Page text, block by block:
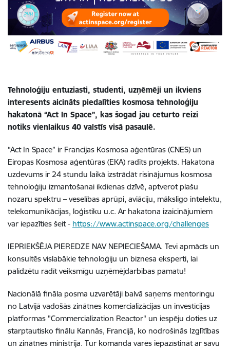
Tehnoloģiju entuziasti, studenti, uzņēmēji un ikviens
interesents aicināts piedalīties kosmosa tehnoloģiju
hakatonā “Act In Space”, kas šogad jau ceturto reizi
notiks vienlaikus 40 valstīs visā pasaulē.
“Act In Space” ir Francijas Kosmosa aģentūras (CNES) un
Eiropas Kosmosa aģentūras (EKA) radīts projekts. Hakatona
uzdevums ir 24 stundu laikā izstrādāt risinājumus kosmosa
tehnoloģiju izmantošanai ikdienas dzīvē, aptverot plašu
nozaru spektru – veselības aprūpi, aviāciju, mākslīgo intelektu,
telekomunikācijas, loģistiku u.c. Ar hakatona izaicinājumiem
var iepazīties šeit - https://www.actinspace.org/challenges
IEPRIEKŠĒJA PIEREDZE NAV NEPIECIEŠAMA. Tevi apmācīs un
konsultēs vislabākie tehnoloģiju un biznesa eksperti, lai
palīdzētu radīt veiksmīgu uzņēmējdarbības pamatu!
Nacionālā fināla posma uzvarētāji balvā saņems mentoringu
no Latvijā vadošās zinātnes komercializācijas un investīcijas
platformas "Commercialization Reactor" un iespēju doties uz
starptautisko finālu Kannās, Francijā, ko nodrošinās Izglītības
un zinātnes ministrija. Tur komanda varēs iepazīstināt ar savu